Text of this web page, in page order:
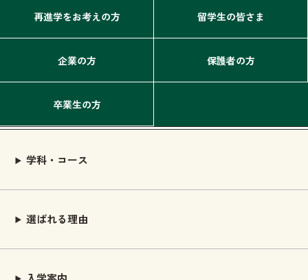
再進学をお考えの方 留学生の皆さま
企業の方 保護者の方
卒業生の方
学科・コース
選ばれる理由